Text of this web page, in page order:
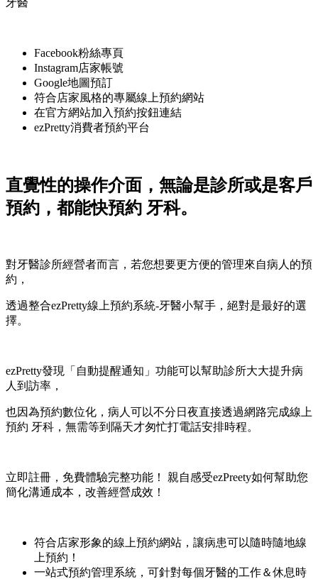
牙醫
Facebook粉絲專頁
Instagram店家帳號
Google地圖預訂
符合店家風格的專屬線上預約網站
在官方網站加入預約按鈕連結
ezPretty消費者預約平台
直覺性的操作介面，無論是診所或是客戶
預約，都能快預約 牙科。
對牙醫診所經營者而言，若您想要更方便的管理來自病人的預
約，
透過整合ezPretty線上預約系統-牙醫小幫手，絕對是最好的選
擇。
ezPretty發現「自動提醒通知」功能可以幫助診所大大提升病
人到訪率，
也因為預約數位化，病人可以不分日夜直接透過網路完成線上
預約 牙科，無需等到隔天才匆忙打電話安排時程。
立即註冊，免費體驗完整功能！ 親自感受ezPreety如何幫助您
簡化溝通成本，改善經營成效！
符合店家形象的線上預約網站，讓病患可以隨時隨地線
上預約！
一站式預約管理系統，可針對每個牙醫的工作＆休息時